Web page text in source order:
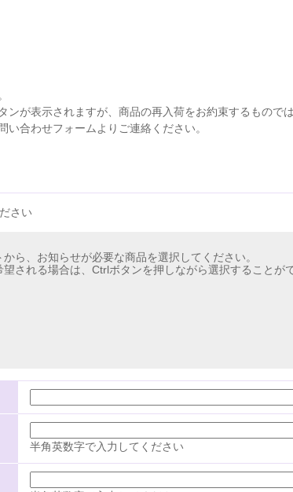
が表示されますが、商品の再入荷をお約束するものでは
合わせフォームよりご連絡ください。
さい
ら、お知らせが必要な商品を選択してください。
される場合は、Ctrlボタンを押しながら選択することが
半角英数字で入力してください